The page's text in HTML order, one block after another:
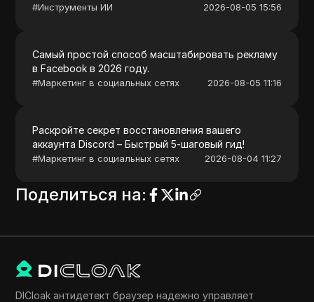
#Инструменты ИИ 2026-08-05 15:56
Самый простой способ масштабировать рекламу
в Facebook в 2026 году.
#Маркетинг в социальных сетях 2026-08-05 11:16
Раскройте секрет восстановления вашего
аккаунта Discord – Быстрый 5-шаговый гид!
#Маркетинг в социальных сетях 2026-08-04 11:27
Поделиться на:
DICloak антидетект браузер надежно управляет